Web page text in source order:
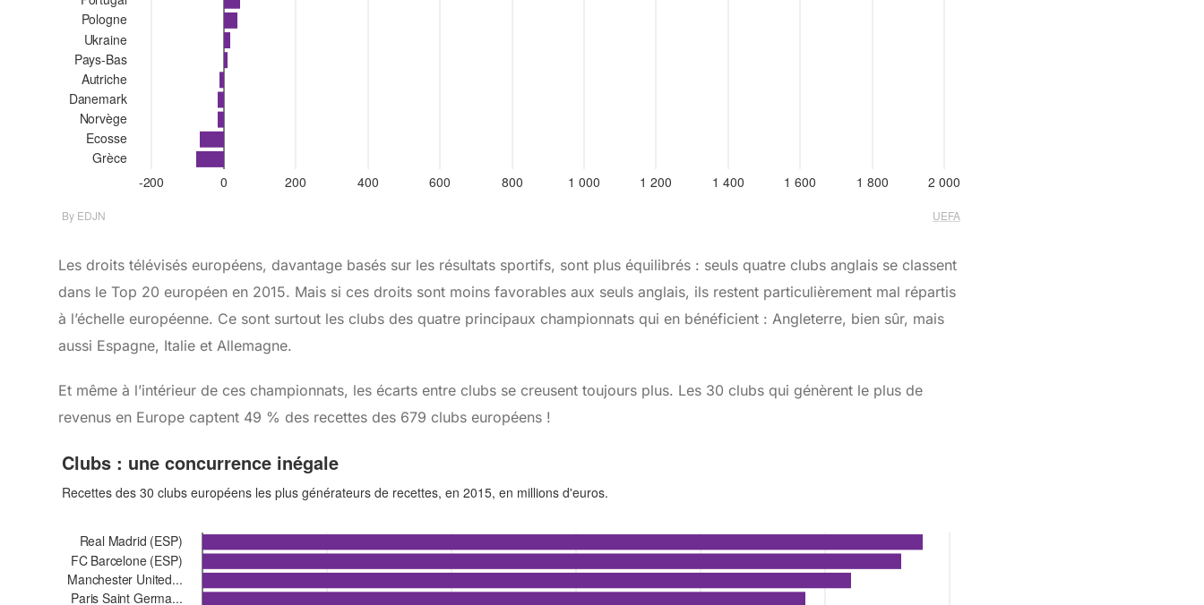
Les droits télévisés européens, davantage basés sur les résultats sportifs, sont plus équilibrés : seuls quatre clubs anglais se classent
dans le Top 20 européen en 2015. Mais si ces droits sont moins favorables aux seuls anglais, ils restent particulièrement mal répartis
à l’échelle européenne. Ce sont surtout les clubs des quatre principaux championnats qui en bénéficient : Angleterre, bien sûr, mais
aussi Espagne, Italie et Allemagne.
Et même à l’intérieur de ces championnats, les écarts entre clubs se creusent toujours plus. Les 30 clubs qui génèrent le plus de
revenus en Europe captent 49 % des recettes des 679 clubs européens !